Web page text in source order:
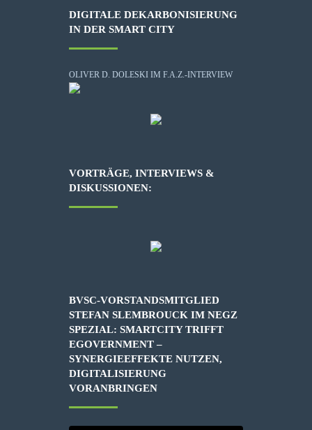
DIGITALE DEKARBONISIERUNG
IN DER SMART CITY
OLIVER D. DOLESKI IM F.A.Z.-INTERVIEW
VORTRÄGE, INTERVIEWS &
DISKUSSIONEN:
BVSC-VORSTANDSMITGLIED
STEFAN SLEMBROUCK IM NEGZ
SPEZIAL: SMARTCITY TRIFFT
EGOVERNMENT –
SYNERGIEEFFEKTE NUTZEN,
DIGITALISIERUNG
VORANBRINGEN